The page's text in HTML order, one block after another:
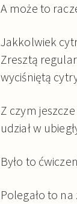
A może to
Jakkolwiek
Zresztą
wyciśniętą
Z czym
udział w
Było to
Polegało to